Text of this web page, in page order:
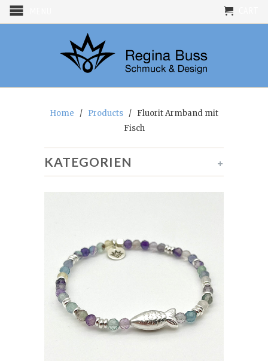
Home / Products / Fluorit Armband mit
Fisch
+
KATEGORIEN